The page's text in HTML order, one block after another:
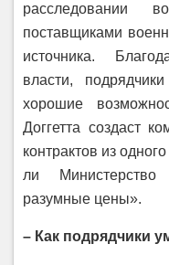
расследовании
поставщиками
источника.
власти,
хорошие
Доггетта создаст
контрактов из
ли
разумные цены».
– Как подрядчики